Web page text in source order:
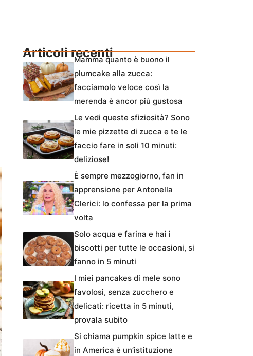
Articoli recentiMamma quanto è buono il
plumcake alla zucca:
facciamolo veloce così la
merenda è ancor più gustosa
Le vedi queste sfiziosità? Sono
le mie pizzette di zucca e te le
faccio fare in soli 10 minuti:
deliziose!
È sempre mezzogiorno, fan in
apprensione per Antonella
Clerici: lo confessa per la prima
volta
Solo acqua e farina e hai i
biscotti per tutte le occasioni, si
fanno in 5 minuti
I miei pancakes di mele sono
favolosi, senza zucchero e
delicati: ricetta in 5 minuti,
provala subito
Si chiama pumpkin spice latte e
in America è un’istituzione